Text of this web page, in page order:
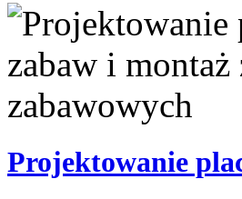
Projektowanie